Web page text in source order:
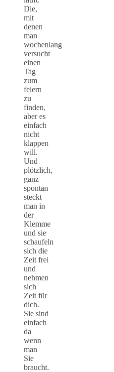
Die,
mit
denen
man
wochenlang
versucht
einen
Tag
zum
feiern
zu
finden,
aber es
einfach
nicht
klappen
will.
Und
plötzlich,
ganz
spontan
steckt
man in
der
Klemme
und sie
schaufeln
sich die
Zeit frei
und
nehmen
sich
Zeit für
dich.
Sie sind
einfach
da
wenn
man
Sie
braucht.